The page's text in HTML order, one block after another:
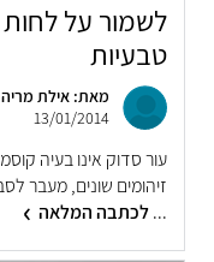
לשמור על
טבעיות
מאת: אילת
13/01/2014
עור סדוק אינו בעיה
זיהומים שונים, מעבר
...לכתבה המלאה